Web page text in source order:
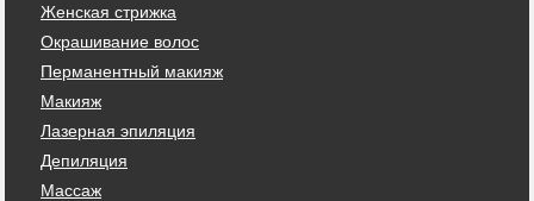
Женская стрижка
Окрашивание волос
Перманентный макияж
Макияж
Лазерная эпиляция
Депиляция
Массаж